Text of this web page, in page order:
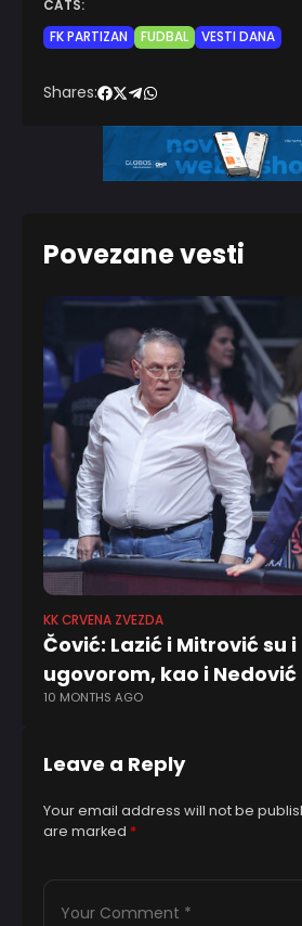
CATS:
FK PARTIZAN
FUDBAL VESTI DANA
Shares:
Povezane vesti
KK CRVENA ZVEZDA
Čović: Lazić i Mitrović su
ugovorom, kao i Nedović
10 MONTHS AGO
Leave a Reply
Your email address will not be
are marked *